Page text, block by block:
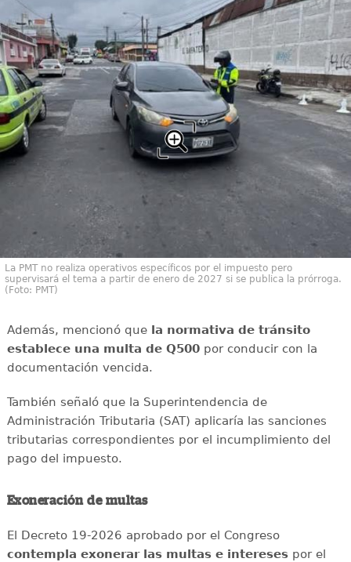
La PMT no realiza operativos específicos por el impuesto pero
supervisará el tema a partir de enero de 2027 si se publica la prórroga.
(Foto: PMT)
Además, mencionó que la normativa de tránsito
establece una multa de Q500por conducir con la
documentación vencida.
También señaló que la Superintendencia de
Administración Tributaria (SAT) aplicaría las sanciones
tributarias correspondientes por el incumplimiento del
pago del impuesto.
Exoneración de multas
El Decreto 19-2026 aprobado por el Congreso
contempla exonerar las multas e interesespor el